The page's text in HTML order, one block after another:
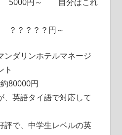
？？？？円～
ンダリンホテルマネージ
ト
80000円
、英語タイ語で対応して
評で、中学生レベルの英